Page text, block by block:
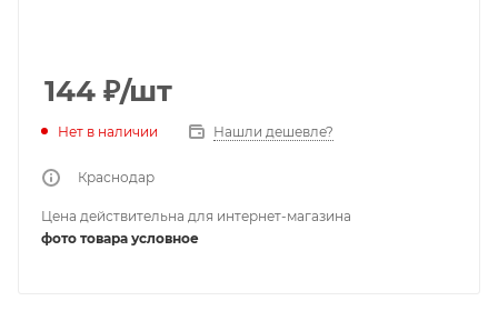
144 ₽/шт
Нет в наличии Нашли дешевле?
Краснодар
Цена действительна для интернет-магазина
фото товара условное